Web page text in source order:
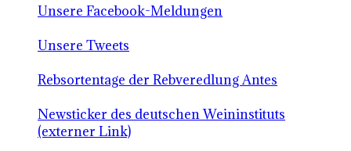
Unsere Facebook-Meldungen
Unsere Tweets
Rebsortentage der Rebveredlung Antes
Newsticker des deutschen Weininstituts
(externer Link)